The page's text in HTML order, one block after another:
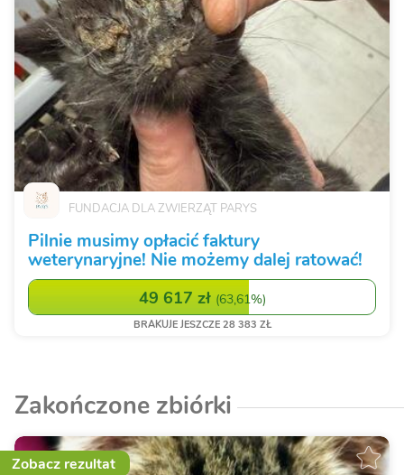
FUNDACJA DLA ZWIERZĄT PARYS
Pilnie musimy opłacić faktury
weterynaryjne! Nie możemy dalej ratować!
49 617 zł (63,61%)
BRAKUJE JESZCZE 28 383 ZŁ
Zakończone zbiórki
Zobacz rezultat